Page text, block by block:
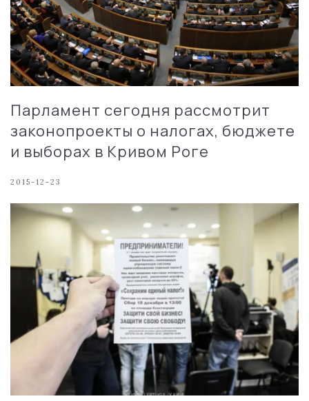
Парламент сегодня рассмотрит
законопроекты о налогах, бюджете
и выборах в Кривом Роге
2015-12-23